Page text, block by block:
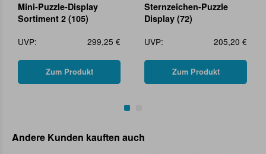
Mini-Puzzle-Display
Sortiment 2 (105)
UVP:
299,25 €
Zum Produkt
Sternzeichen-Puzzle
Display (72)
UVP:
205,20 €
Zum Produkt
Andere Kunden kauften auch